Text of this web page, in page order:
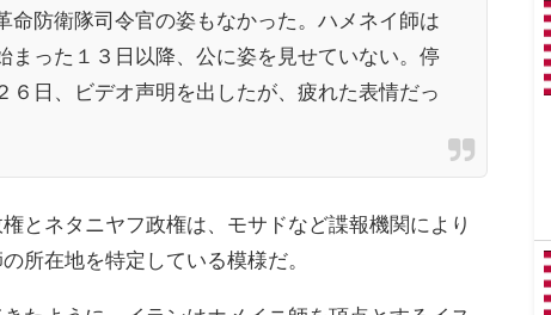
命防衛隊司令官の姿もなかった。ハメネイ師は
まった１３日以降、公に姿を見せていない。停
６日、ビデオ声明を出したが、疲れた表情だっ
権とネタニヤフ政権は、モサドなど諜報機関により
所在地を特定している模様だ。